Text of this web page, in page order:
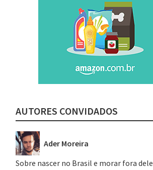
AUTORES CONVIDADOS
Ader Moreira
Sobre nascer no Brasil e morar fora dele